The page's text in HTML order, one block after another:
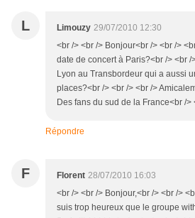
L Limouzy 29/07/2010 12:30
<br /> <br /> Bonjour<br /> <br />
date de concert à Paris?<br /> <br
Lyon au Transbordeur qui a aussi
places?<br /> <br /> <br />
Des fans du sud de la France<br />
Répondre
F Florent 28/07/2010 16:03
<br /> <br /> Bonjour,<br /> <br />
suis trop heureux que le groupe